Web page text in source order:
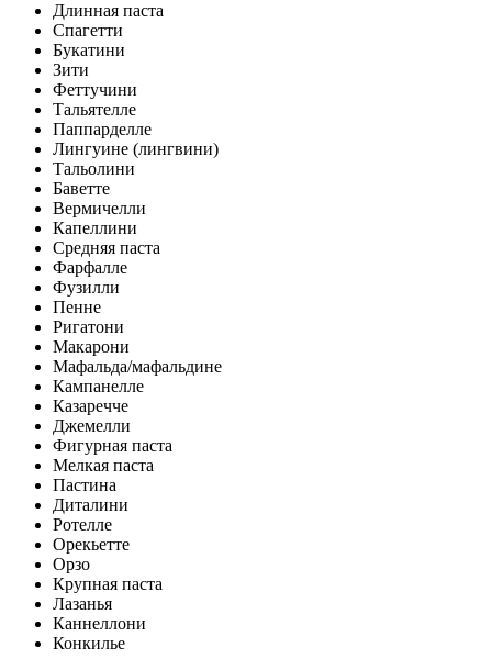
Длинная паста
Спагетти
Букатини
Зити
Феттучини
Тальятелле
Паппарделле
Лингуине (лингвини)
Тальолини
Баветте
Вермичелли
Капеллини
Средняя паста
Фарфалле
Фузилли
Пенне
Ригатони
Макарони
Мафальда/мафальдине
Кампанелле
Казаречче
Джемелли
Фигурная паста
Мелкая паста
Пастина
Диталини
Ротелле
Орекьетте
Орзо
Крупная паста
Лазанья
Каннеллони
Конкилье